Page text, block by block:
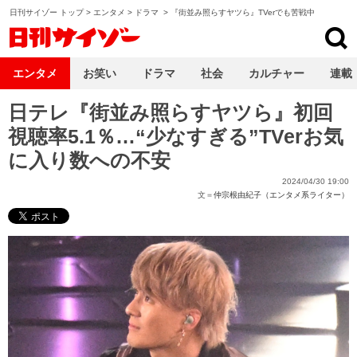
日刊サイゾー トップ> エンタメ > ドラマ > 『街並み照らすヤツら』TVerでも苦戦中
日テレ『街並み照らすヤツら』初回
視聴率5.1％…“少なすぎる”TVerお気
に入り数への不安
2024/04/30 19:00
文＝仲宗根由紀子（エンタメ系ライター）
エンタメ お笑い ドラマ 社会 カルチャー 連載